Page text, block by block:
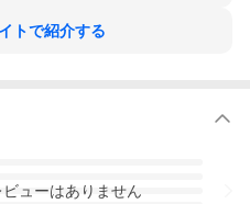
トで紹介する
ューはありません